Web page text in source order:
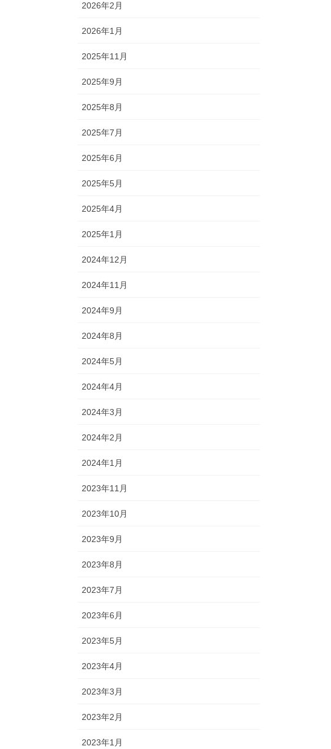
2026年2月
2026年1月
2025年11月
2025年9月
2025年8月
2025年7月
2025年6月
2025年5月
2025年4月
2025年1月
2024年12月
2024年11月
2024年9月
2024年8月
2024年5月
2024年4月
2024年3月
2024年2月
2024年1月
2023年11月
2023年10月
2023年9月
2023年8月
2023年7月
2023年6月
2023年5月
2023年4月
2023年3月
2023年2月
2023年1月